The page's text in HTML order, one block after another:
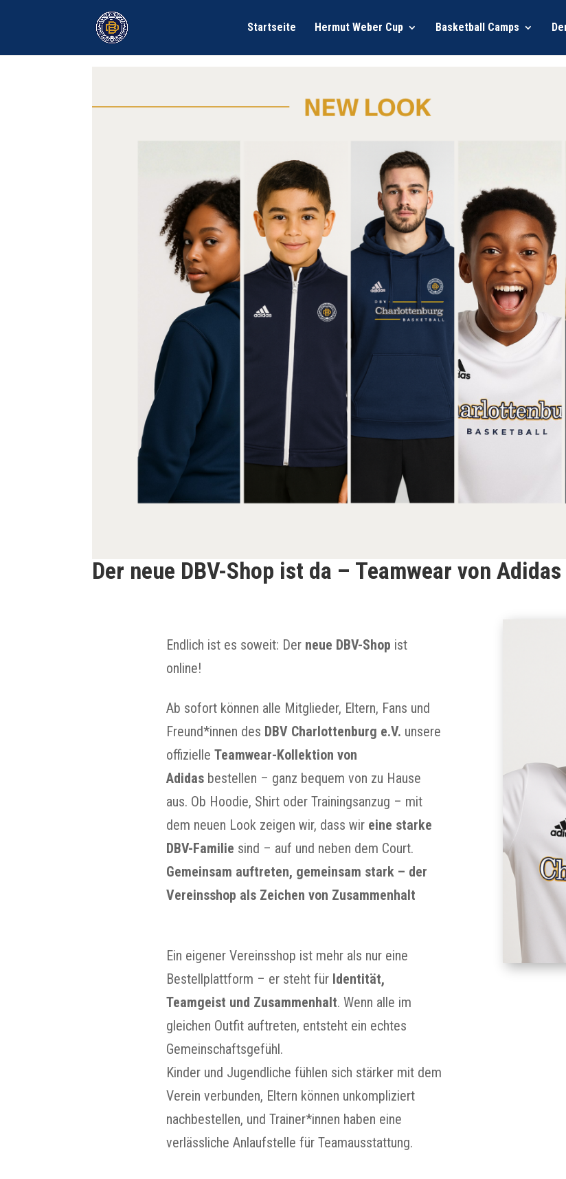
Startseite Hermut Weber Cup Basketball Camps
Der neue DBV-Shop ist da – Teamwear von
Endlich ist es soweit: Der neue DBV-Shop ist
online!
Ab sofort können alle Mitglieder, Eltern, Fans und
Freund*innen des DBV Charlottenburg e.V. unsere
offizielle Teamwear-Kollektion von
Adidasbestellen – ganz bequem von zu Hause
aus. Ob Hoodie, Shirt oder Trainingsanzug – mit
dem neuen Look zeigen wir, dass wir eine starke
DBV-Familie sind – auf und neben dem Court.
Gemeinsam auftreten, gemeinsam stark – der
Vereinsshop als Zeichen von Zusammenhalt
Ein eigener Vereinsshop ist mehr als nur eine
Bestellplattform – er steht für Identität,
Teamgeist und Zusammenhalt. Wenn alle im
gleichen Outfit auftreten, entsteht ein echtes
Gemeinschaftsgefühl.
Kinder und Jugendliche fühlen sich stärker mit dem
Verein verbunden, Eltern können unkompliziert
nachbestellen, und Trainer*innen haben eine
verlässliche Anlaufstelle für Teamausstattung.